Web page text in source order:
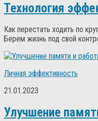
Технология
Как перестать ходить по
Берем жизнь под свой
Личная эффективность
21.01.2023
Улучшение